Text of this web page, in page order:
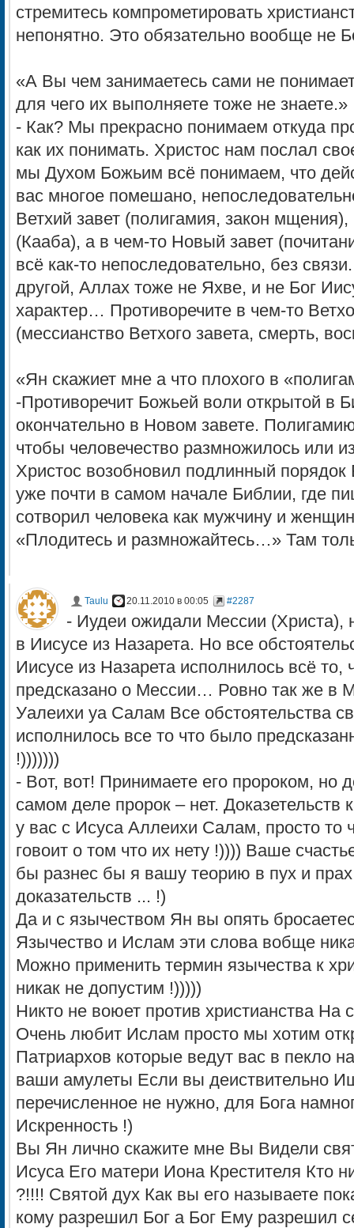
стремитесь компрометировать
непонятно. Это обязательно вообще не
«А Вы чем занимаетесь сами не
для чего их выполняете тоже не знаете.»
- Как? Мы прекрасно понимаем откуда
как их понимать. Христос нам послал
мы Духом Божьим всё понимаем, что
вас многое помешано,
Ветхий завет (полигамия, закон
(Кааба), а в чем-то Новый завет
всё как-то непоследовательно, без
другой, Аллах тоже не Яхве, и не Бог
характер… Противоречите в чем-то
(мессианство Ветхого завета, смерть,
«Ян скажиет мне а что плохого в
-Противоречит Божьей воли открытой в
окончательно в Новом завете.
чтобы человечество размножилось или
Христос возобновил подлинный
уже почти в самом начале Библии, где
сотворил человека как мужчину и
«Плодитесь и размножайтесь…» Там
Taulu 20.11.2010 в 00:05 #2287
- Иудеи ожидали Мессии (Христа),
в Иисусе из Назарета. Но все
Иисусе из Назарета исполнилось всё
предсказано о Мессии… Ровно так же в
Уалеихи уа Салам Все обстоятельства
исполнилось все то что было
!)))))))
- Вот, вот! Принимаете его пророком, но
самом деле пророк – нет. Доказетельств
у вас с Исуса Аллеихи Салам, просто то
говоит о том что их нету !)))) Ваше
бы разнес бы я вашу теорию в пух и прах
доказательств ... !)
Да и с язычеством Ян вы опять
Язычество и Ислам эти слова вобще
Можно применить термин язычества к
никак не допустим !)))))
Никто не воюет против христианства На
Очень любит Ислам просто мы хотим
Патриархов которые ведут вас в пекло
ваши амулеты Если вы деиствительно
перечисленное не нужно, для Бога
Искренность !)
Вы Ян лично скажите мне Вы Видели
Исуса Его матери Иона Крестителя Кто
?!!!! Святой дух Как вы его называете
кому разрешил Бог а Бог Ему разрешил